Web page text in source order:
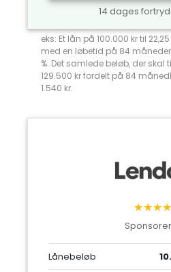
14 dages
eks: Et lån på 100.000 kr til
med en løbetid på 84 måneder
%. Det samlede beløb, der skal
129.500 kr fordelt på 84
1.540 kr.
★★★★
Lånebeløb